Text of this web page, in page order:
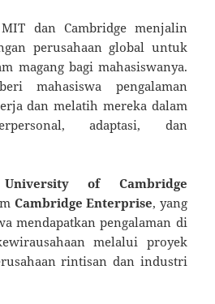
dan Cambridge menjalin
perusahaan global untuk
magang bagi mahasiswanya.
mahasiswa pengalaman
dan melatih mereka dalam
adaptasi, dan
University of Cambridge
Cambridge Enterprise, yang
mendapatkan pengalaman di
melalui proyek
rintisan dan industri